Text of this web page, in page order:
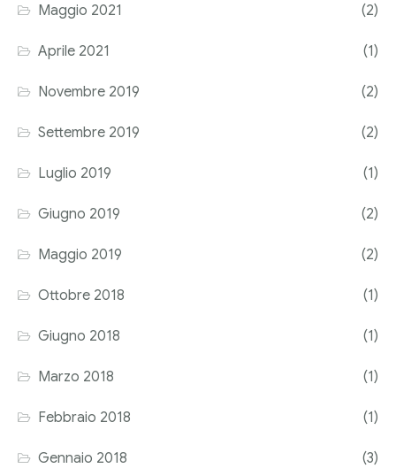
Maggio 2021 (2)
Aprile 2021 (1)
Novembre 2019 (2)
Settembre 2019 (2)
Luglio 2019 (1)
Giugno 2019 (2)
Maggio 2019 (2)
Ottobre 2018 (1)
Giugno 2018 (1)
Marzo 2018 (1)
Febbraio 2018 (1)
Gennaio 2018 (3)